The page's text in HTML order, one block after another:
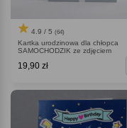
4.9 / 5 (64)
Kartka urodzinowa dla chłopca
SAMOCHODZIK ze zdjęciem
19,90 zł